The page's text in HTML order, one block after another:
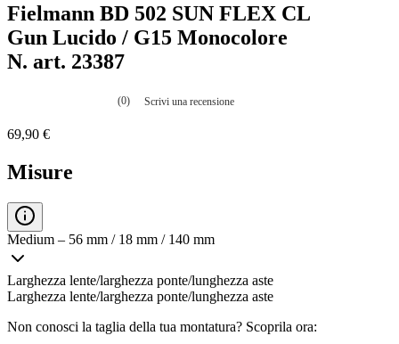
Fielmann BD 502 SUN FLEX CL
Gun Lucido / G15 Monocolore
N. art. 23387
La
media
è
0.0
su
5.
Leggi
0
recensioni
Stesso
link
alla
pagina.
(0) Scrivi una recensione
69,90 €
Misure
Medium – 56 mm / 18 mm / 140 mm
Larghezza lente/larghezza ponte/lunghezza aste
Larghezza lente/larghezza ponte/lunghezza aste
Non conosci la taglia della tua montatura? Scoprila ora: